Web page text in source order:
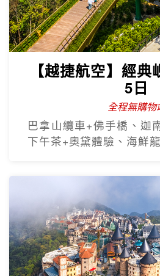
【越捷航空】經
5日
全程無購物
巴拿山纜車+佛手橋、迦
下午茶+奧黛體驗、海鮮